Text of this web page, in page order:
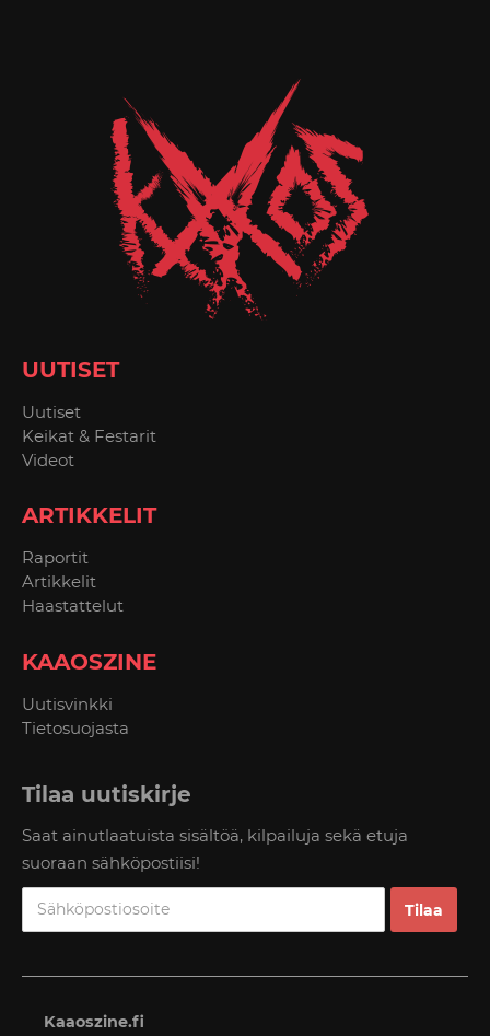
UUTISET
Uutiset
Keikat & Festarit
Videot
ARTIKKELIT
Raportit
Artikkelit
Haastattelut
KAAOSZINE
Uutisvinkki
Tietosuojasta
Tilaa uutiskirje
Saat ainutlaatuista sisältöä, kilpailuja sekä etuja
suoraan sähköpostiisi!
Kaaoszine.fi